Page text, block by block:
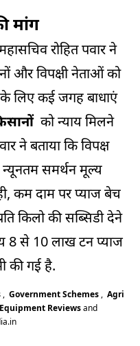
मांग
रोहित पवार ने
और विपक्षी नेताओं को
लिए कई जगह बाधाएं
को न्याय मिलने
ने बताया कि विपक्ष
न्यूनतम समर्थन मूल्य
कम दाम पर प्याज बेच
किलो की सब्सिडी देने
8 से 10 लाख टन प्याज
की गई है.
, Government Schemes , Agri
Equipment Reviewsand